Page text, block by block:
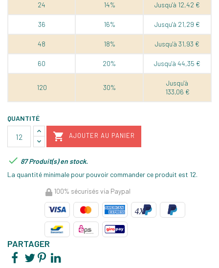
24 14% Jusqu'à 12,42 €
36 16% Jusqu'à 21,29 €
48 18% Jusqu'à 31,93 €
60 20% Jusqu'à 44,35 €
120 30%
Jusqu'à
133,06 €
QUANTITÉ
 AJOUTER AU PANIER
 87 Produit(s) en stock.
La quantité minimale pour pouvoir commander ce produit est 12.
100% sécurisés via Paypal
PARTAGER